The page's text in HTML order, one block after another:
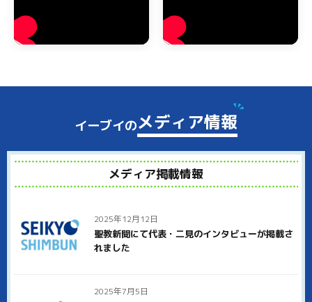
高市郡高取町でもゴミ屋敷や汚部屋でお困りの方からのご相談
ご連絡ください。ゴミ屋敷と呼ばれるほどゴミが溜まった状態
では、分別するだけでもかなりの時間がかかります。弊社では
しっかりとゴミの分別をしたあとで、袋に詰めたりダンボール
に入れて仕分けしていきます。
高市郡高取町のご近所への配慮として、大量のゴミの整理をし
ていることを近所の人に知られないように、中身がわからない
高市郡高取町でイーブイが選ばれる理由
る理由は、徹底した明朗会計と高品質なサービスにあります。
見積り後の追加料金は一切いただきません。どこまでが基本料
イーブイのメディア情報
メディア掲載情報
2025年12月12日
聖教新聞にて代表・二見のインタビューが掲載さ
れました
2025年7月5日